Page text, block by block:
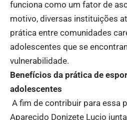
funciona como um fator de
motivo, diversas instituições
prática entre comunidades
adolescentes que se
vulnerabilidade.
Benefícios da prática de
adolescentes
A fim de contribuir para essa
Aparecido Donizete Lucio